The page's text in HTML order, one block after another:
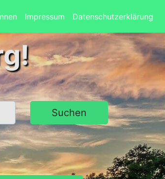
Impressum Datenschutzerklärung
Suchen